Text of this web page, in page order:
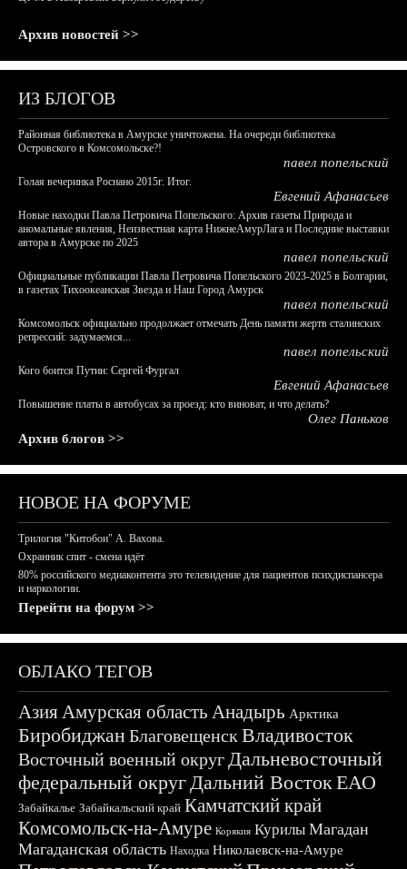
Архив новостей >>
ИЗ БЛОГОВ
Районная библиотека в Амурске уничтожена. На очереди библиотека
Островского в Комсомольске?!
павел попельский
Голая вечеринка Роснано 2015г. Итог.
Евгений Афанасьев
Новые находки Павла Петровича Попельского: Архив газеты Природа и
аномальные явления, Неизвестная карта НижнеАмурЛага и Последние выставки
автора в Амурске по 2025
павел попельский
Официальные публикации Павла Петровича Попельского 2023-2025 в Болгарии,
в газетах Тихоокеанская Звезда и Наш Город Амурск
павел попельский
Комсомольск официально продолжает отмечать День памяти жертв сталинских
репрессий: задумаемся...
павел попельский
Кого боится Путин: Сергей Фургал
Евгений Афанасьев
Повышение платы в автобусах за проезд: кто виноват, и что делать?
Олег Паньков
Архив блогов >>
НОВОЕ НА ФОРУМЕ
Трилогия "Китобои" А. Вахова.
Охранник спит - смена идёт
80% российского медиаконтента это телевидение для пациентов психдиспансера
и наркологии.
Перейти на форум >>
ОБЛАКО ТЕГОВ
АзияАмурская область Анадырь Арктика
БиробиджанБлаговещенскВладивосток
Восточный военный округДальневосточный
федеральный округДальний ВостокЕАО
Забайкалье Забайкальский край Камчатский край
Комсомольск-на-Амуре Корякия Курилы Магадан
Магаданская область Находка Николаевск-на-Амуре